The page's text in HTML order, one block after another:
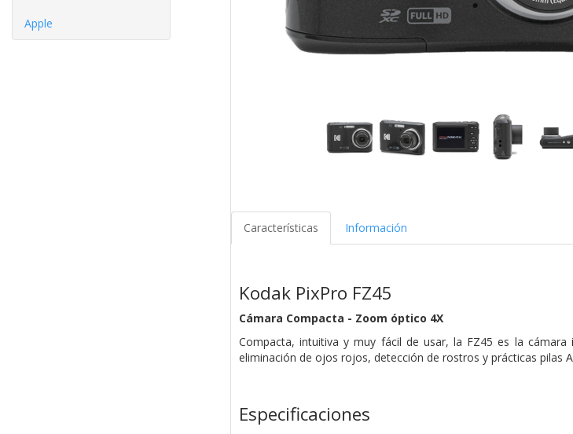
Apple
Características Información
Kodak PixPro FZ45
Cámara Compacta - Zoom óptico 4X
Compacta, intuitiva y muy fácil de usar, la FZ45 es la
eliminación de ojos rojos, detección de rostros y prácticas pilas
Especificaciones